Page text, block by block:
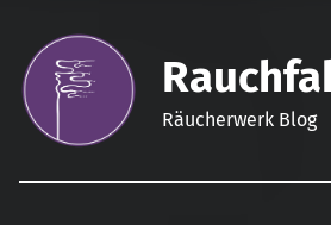
Räucherwerk Blog